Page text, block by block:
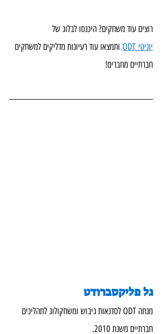
רוצים עוד משחקים? היכנסו לבלוג של
יוניטי ODT
ותמצאו עוד רעיונות מדליקים למשחקים
חברתיים מחברים!
גל פליקסברודט
מנחה ODT לסדנאות גיבוש ומשחקולוג לתהליכים
חברתיים משנת 2010.